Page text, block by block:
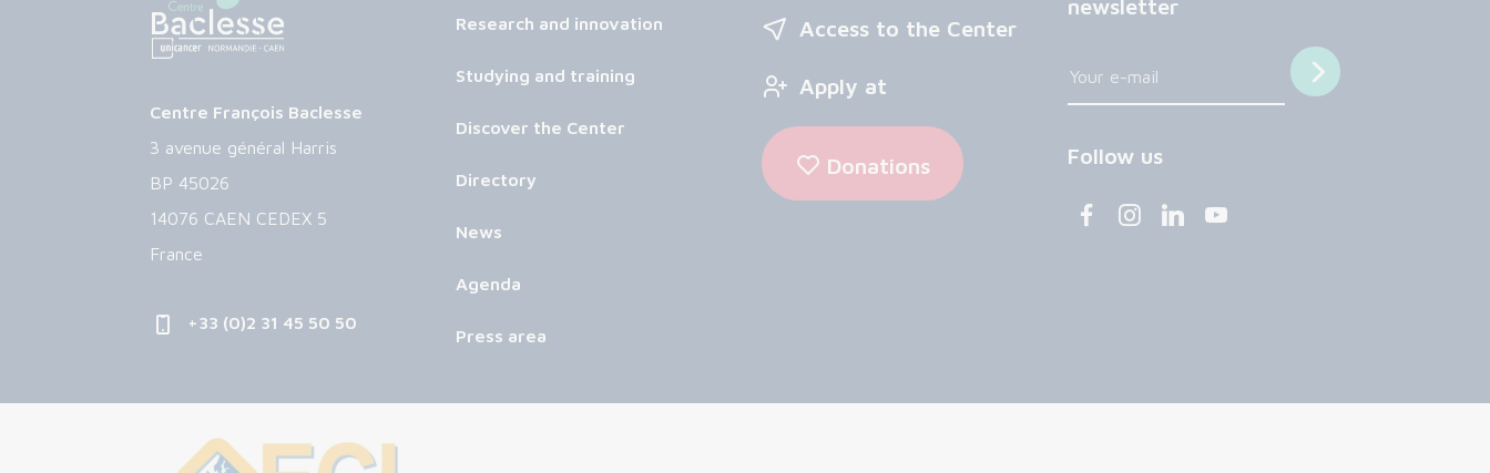
Centre François Baclesse
3 avenue général Harris
BP 45026
14076 CAEN CEDEX 5
France
+33 (0)2 31 45 50 50
Research and innovation
Studying and training
Discover the Center
Directory
News
Agenda
Press area
Access to the Center
Apply at
Donations
newsletter
Follow us